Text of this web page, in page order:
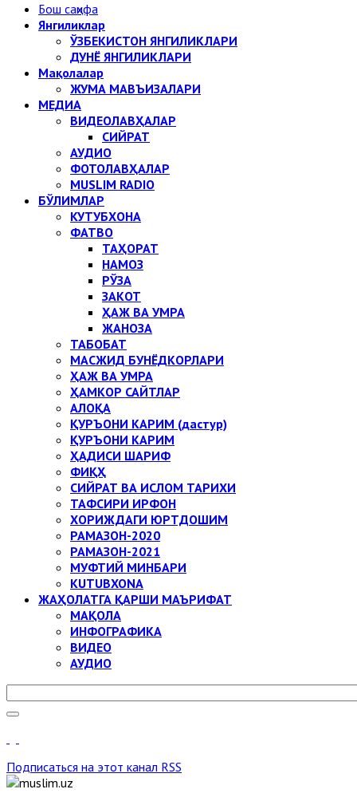
Бош саҳифа
Янгиликлар
ЎЗБЕКИСТОН ЯНГИЛИКЛАРИ
ДУНЁ ЯНГИЛИКЛАРИ
Мақолалар
ЖУМА МАВЪИЗАЛАРИ
МЕДИА
ВИДЕОЛАВҲАЛАР
СИЙРАТ
АУДИО
ФОТОЛАВҲАЛАР
MUSLIM RADIO
БЎЛИМЛАР
КУТУБХОНА
ФАТВО
ТАҲОРАТ
НАМОЗ
РЎЗА
ЗАКОТ
ҲАЖ ВА УМРА
ЖАНОЗА
ТАБОБАТ
МАСЖИД БУНЁДКОРЛАРИ
ҲАЖ ВА УМРА
ҲАМКОР САЙТЛАР
АЛОҚА
ҚУРЪОНИ КАРИМ (дастур)
ҚУРЪОНИ КАРИМ
ҲАДИСИ ШАРИФ
ФИҚҲ
СИЙРАТ ВА ИСЛОМ ТАРИХИ
ТАФСИРИ ИРФОН
ХОРИЖДАГИ ЮРТДОШИМ
РАМАЗОН-2020
РАМАЗОН-2021
МУФТИЙ МИНБАРИ
KUTUBXONA
ЖАҲОЛАТГА ҚАРШИ МАЪРИФАТ
МАҚОЛА
ИНФОГРАФИКА
ВИДЕО
АУДИО
Подписаться на этот канал RSS